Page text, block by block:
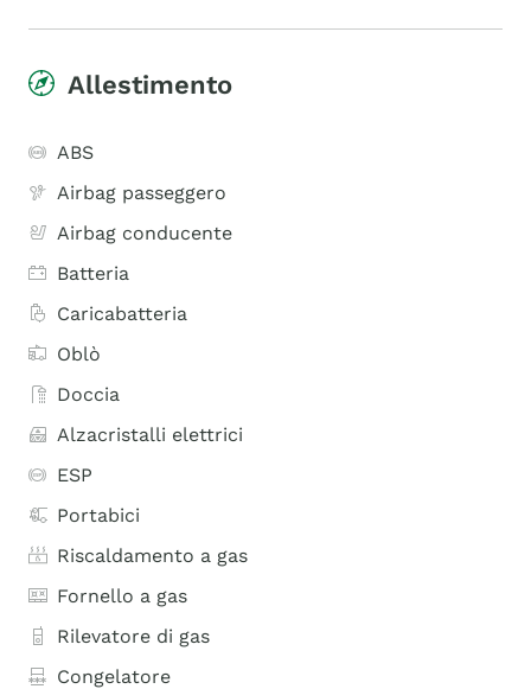
Allestimento
ABS
Airbag passeggero
Airbag conducente
Batteria
Caricabatteria
Oblò
Doccia
Alzacristalli elettrici
ESP
Portabici
Riscaldamento a gas
Fornello a gas
Rilevatore di gas
Congelatore